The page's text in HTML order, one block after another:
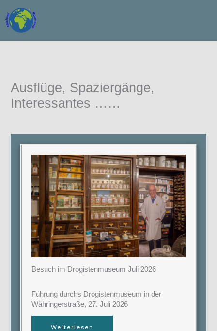
Inhalt
springen
Ausflüge, Spaziergänge,
Interessantes ……
Besuch im Drogistenmuseum Juli 2026
Führung durchs Drogistenmuseum in der
Währingerstraße, 27. Juli 2026
Weiterlesen